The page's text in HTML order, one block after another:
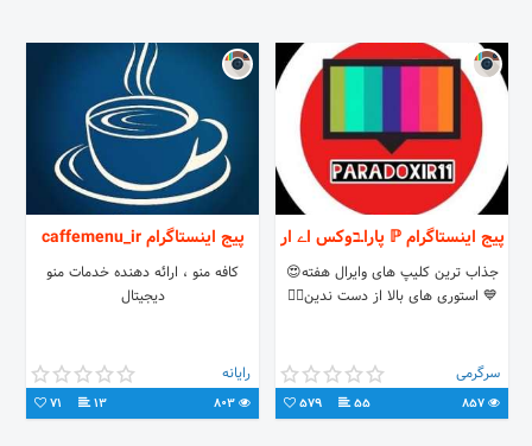
پیج اینستاگرام ℙ پاراـבوکس اے ار
جذاب ترین کلیپ های وایرال هفته😍
💙 استوری های بالا از دست ندین👆🏽
سرگرمی
55
579
پیج اینستاگرام caffemenu_ir
کافه منو ، ارائه دهنده خدمات منو
دیجیتال
رایانه
13
71